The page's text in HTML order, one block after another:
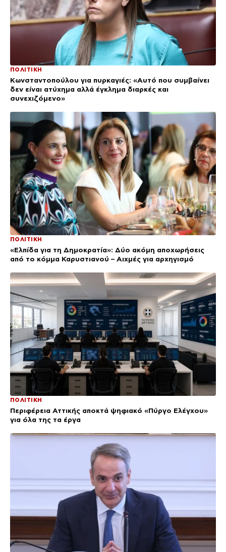
ΠΟΛΙΤΙΚΗ
Κωνσταντοπούλου για πυρκαγιές: «Αυτό που συμβαίνει
δεν είναι ατύχημα αλλά έγκλημα διαρκές και
συνεχιζόμενο»
ΠΟΛΙΤΙΚΗ
«Ελπίδα για τη Δημοκρατία»: Δύο ακόμη αποχωρήσεις
από το κόμμα Καρυστιανού – Αιχμές για αρχηγισμό
ΠΟΛΙΤΙΚΗ
Περιφέρεια Αττικής αποκτά ψηφιακό «Πύργο Ελέγχου»
για όλα της τα έργα